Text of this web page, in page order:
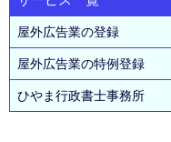
屋外広告業の登録
屋外広告業の特例登録
ひやま行政書士事務所